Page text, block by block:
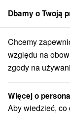
członek grupySorger
Ośrodek narciarski
Ośrodek
Kategorie
Dbamy o Twoją
Chcemy
względu na
zgody na
Więcej o
Aby wiedzieć, co